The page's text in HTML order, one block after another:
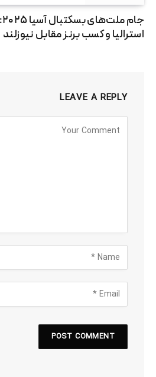
استرالیا و کسب برنز مقابل نیوزلند
LEAVE A REPLY